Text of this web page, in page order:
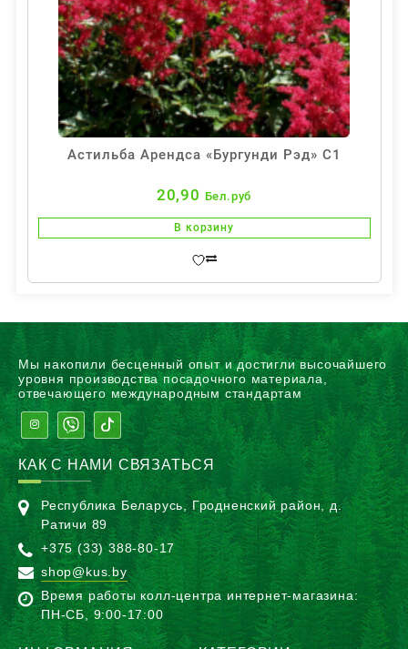
Астильба Арендса «Бургунди Рэд» С1
20,90 Бел.руб
В корзину
Мы накопили бесценный опыт и достигли высочайшего
уровня производства посадочного материала,
отвечающего международным стандартам
КАК С НАМИ СВЯЗАТЬСЯ
Республика Беларусь, Гродненский район, д.
Ратичи 89
+375 (33) 388-80-17
shop@kus.by
Время работы колл-центра интернет-магазина:
ПН-CБ, 9:00-17:00